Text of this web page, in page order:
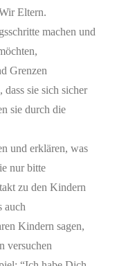
Eltern.
machen und
Grenzen
sie sich sicher
sie durch die
und erklären, was
nur bitte
zu den Kindern
auch
Kindern sagen,
versuchen